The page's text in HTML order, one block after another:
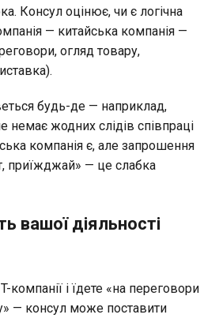
Консул оцінює, чи є логічна
— китайська компанія —
огляд товару,
будь-де — наприклад,
немає жодних слідів співпраці
компанія є, але запрошення
приїжджай» — це слабка
вашої діяльності
і їдете «на переговори
— консул може поставити